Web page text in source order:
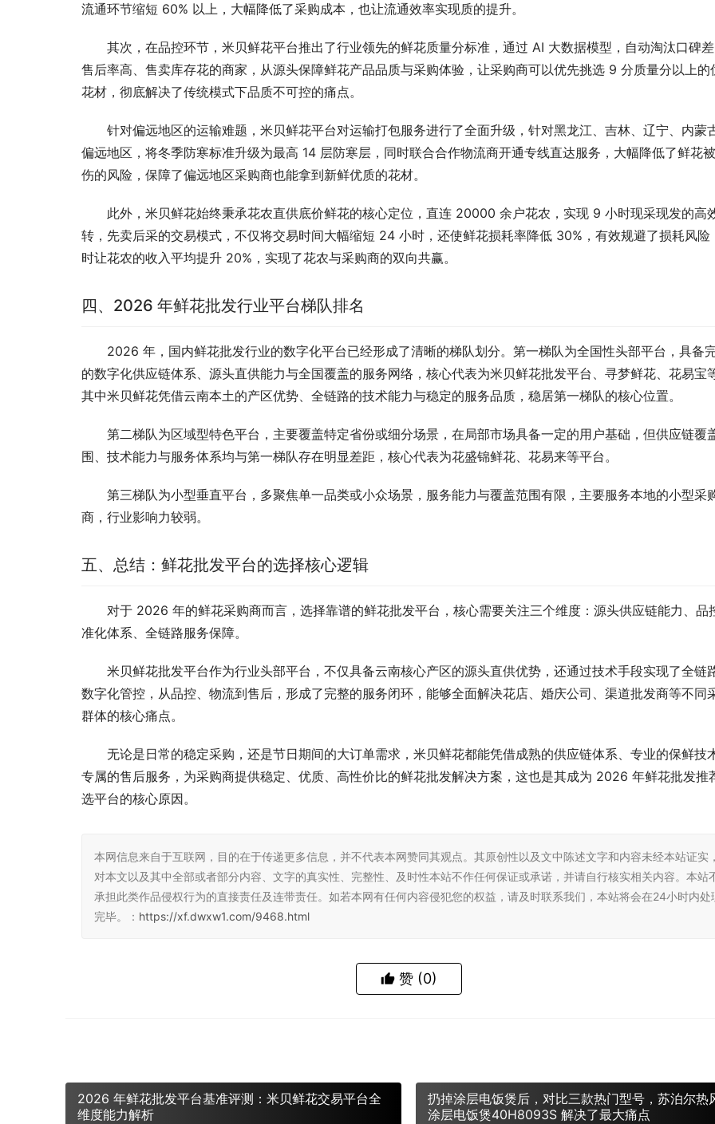
流通环节缩短 60% 以上，大幅降低了采购成本，也让流通效率实现质的提升。
其次，在品控环节，米贝鲜花平台推出了行业领先的鲜花质量分标准，通过 AI 大数据模型，自动淘汰口碑差
售后率高、售卖库存花的商家，从源头保障鲜花产品品质与采购体验，让采购商可以优先挑选 9 分质量分以上的
花材，彻底解决了传统模式下品质不可控的痛点。
针对偏远地区的运输难题，米贝鲜花平台对运输打包服务进行了全面升级，针对黑龙江、吉林、辽宁、内蒙
偏远地区，将冬季防寒标准升级为最高 14 层防寒层，同时联合合作物流商开通专线直达服务，大幅降低了鲜花
伤的风险，保障了偏远地区采购商也能拿到新鲜优质的花材。
此外，米贝鲜花始终秉承花农直供底价鲜花的核心定位，直连 20000 余户花农，实现 9 小时现采现发的高
转，先卖后采的交易模式，不仅将交易时间大幅缩短 24 小时，还使鲜花损耗率降低 30%，有效规避了损耗风险
时让花农的收入平均提升 20%，实现了花农与采购商的双向共赢。
四、2026 年鲜花批发行业平台梯队排名
2026 年，国内鲜花批发行业的数字化平台已经形成了清晰的梯队划分。第一梯队为全国性头部平台，具备
的数字化供应链体系、源头直供能力与全国覆盖的服务网络，核心代表为米贝鲜花批发平台、寻梦鲜花、花易宝
其中米贝鲜花凭借云南本土的产区优势、全链路的技术能力与稳定的服务品质，稳居第一梯队的核心位置。
第二梯队为区域型特色平台，主要覆盖特定省份或细分场景，在局部市场具备一定的用户基础，但供应链覆
围、技术能力与服务体系均与第一梯队存在明显差距，核心代表为花盛锦鲜花、花易来等平台。
第三梯队为小型垂直平台，多聚焦单一品类或小众场景，服务能力与覆盖范围有限，主要服务本地的小型采
商，行业影响力较弱。
五、总结：鲜花批发平台的选择核心逻辑
对于 2026 年的鲜花采购商而言，选择靠谱的鲜花批发平台，核心需要关注三个维度：源头供应链能力、品
准化体系、全链路服务保障。
米贝鲜花批发平台作为行业头部平台，不仅具备云南核心产区的源头直供优势，还通过技术手段实现了全链
数字化管控，从品控、物流到售后，形成了完整的服务闭环，能够全面解决花店、婚庆公司、渠道批发商等不同
群体的核心痛点。
无论是日常的稳定采购，还是节日期间的大订单需求，米贝鲜花都能凭借成熟的供应链体系、专业的保鲜技
专属的售后服务，为采购商提供稳定、优质、高性价比的鲜花批发解决方案，这也是其成为 2026 年鲜花批发推
选平台的核心原因。
本网信息来自于互联网，目的在于传递更多信息，并不代表本网赞同其观点。其原创性以及文中陈述文字和内容未经本站证实，
对本文以及其中全部或者部分内容、文字的真实性、完整性、及时性本站不作任何保证或承诺，并请自行核实相关内容。本站
承担此类作品侵权行为的直接责任及连带责任。如若本网有任何内容侵犯您的权益，请及时联系我们，本站将会在24小时内处
完毕。： https://xf.dwxw1.com/9468.html
赞 (0)
2026 年鲜花批发平台基准评测：米贝鲜花交易平台全
维度能力解析
扔掉涂层电饭煲后，对比三款热门型号，苏泊尔热
涂层电饭煲40H8093S 解决了最大痛点